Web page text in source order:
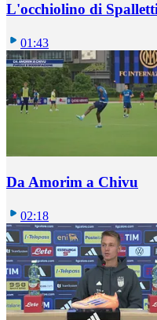
L'occhiolino di Spalletti
01:43
Da Amorim a Chivu
02:18